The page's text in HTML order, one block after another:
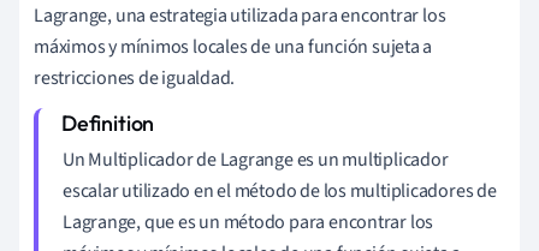
Lagrange, una estrategia utilizada para encontrar los
máximos y mínimos locales de una función sujeta a
restricciones de igualdad.
Un Multiplicador de Lagrange es un multiplicador
escalar utilizado en el método de los multiplicadores de
Lagrange, que es un método para encontrar los